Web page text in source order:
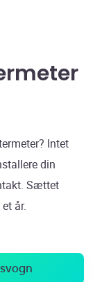
Intet
din
Sættet
år.